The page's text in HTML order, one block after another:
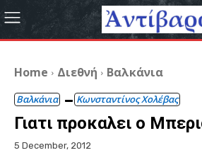
Home Διεθνή Βαλκάνια
Βαλκάνια Κωνσταντίνος Χολέβας
Γιατι προκαλει ο
5 December, 2012